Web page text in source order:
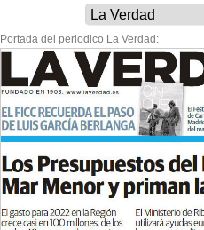
Portada del periodico La Verdad: